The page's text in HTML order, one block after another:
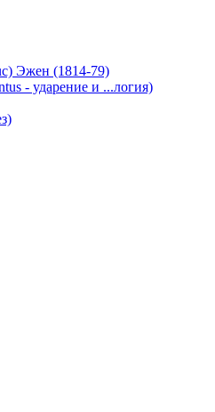
Эжен (1814-79)
- ударение и ...логия)